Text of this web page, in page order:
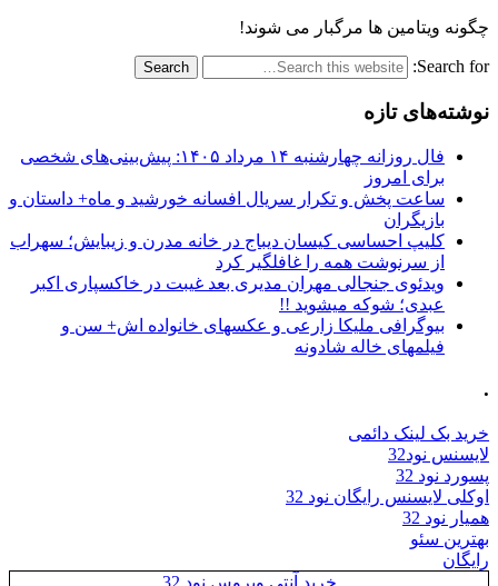
چگونه ویتامین ها مرگبار می شوند!
Search for:
نوشته‌های تازه
فال روزانه چهارشنبه ۱۴ مرداد ۱۴۰۵: پیش‌بینی‌های شخصی
برای امروز
ساعت پخش و تکرار سریال افسانه خورشید و ماه+ داستان و
بازیگران
کلیپ احساسی کیسان دیباج در خانه مدرن و زیبایش؛ سهراب
از سرنوشت همه را غافلگیر کرد
ویدئوی جنجالی مهران مدیری بعد غیبت در خاکسپاری اکبر
عبدی؛ شوکه میشوید !!
بیوگرافی ملیکا زارعی و عکسهای خانواده اش+ سن و
فیلمهای خاله شادونه
.
خرید بک لینک دائمی
لایسنس نود32
پسورد نود 32
اوکلی لایسنس رایگان نود 32
همیار نود 32
بهترین سئو
رایگان